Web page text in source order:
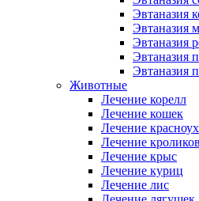
Эвтаназия
Эвтаназия
Эвтаназия
Эвтаназия
Эвтаназия
Животные
Лечение корелл
Лечение кошек
Лечение
Лечение кроликов
Лечение крыс
Лечение куриц
Лечение лис